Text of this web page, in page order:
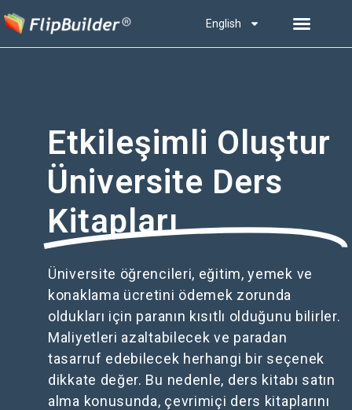
English
Etkileşimli Oluştur
Üniversite Ders
Kitapları
Üniversite öğrencileri, eğitim, yemek ve
konaklama ücretini ödemek zorunda
oldukları için paranın kısıtlı olduğunu bilirler.
Maliyetleri azaltabilecek ve paradan
tasarruf edebilecek herhangi bir seçenek
dikkate değer. Bu nedenle, ders kitabı satın
alma konusunda, çevrimiçi ders kitaplarını